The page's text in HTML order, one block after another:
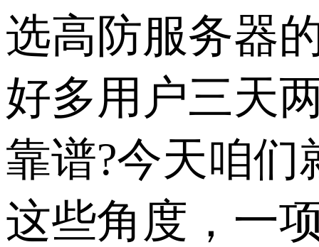
选高防服务器
好多用户三天
靠谱?今天咱
这些角度，一